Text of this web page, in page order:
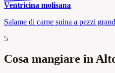
Ventricina molisana
Salame di carne suina a pezzi
5
Cosa mangiare in